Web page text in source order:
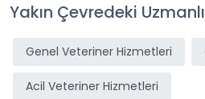
Yakın Çevredeki
Genel Veteriner Hizmetleri
Acil Veteriner Hizmetleri